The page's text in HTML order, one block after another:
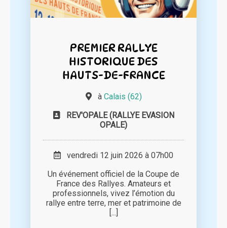
PREMIER RALLYE
HISTORIQUE DES
HAUTS-DE-FRANCE
à Calais (62)
REV'OPALE (RALLYE EVASION
OPALE)
vendredi 12 juin 2026 à 07h00
Un événement officiel de la Coupe de
France des Rallyes. Amateurs et
professionnels, vivez l’émotion du
rallye entre terre, mer et patrimoine de
[...]